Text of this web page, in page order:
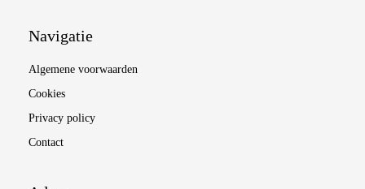
Navigatie
Algemene voorwaarden
Cookies
Privacy policy
Contact